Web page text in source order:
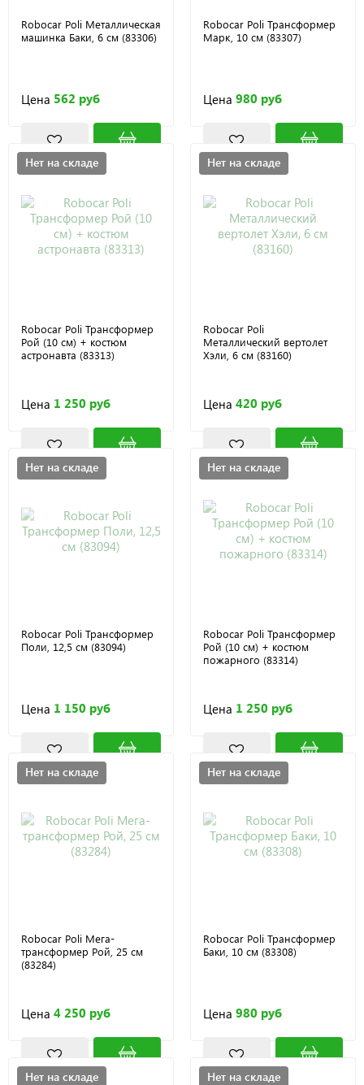
Robocar Poli Металлическая
машинка Баки, 6 см (83306)
Цена 562 руб
Robocar Poli Трансформер
Марк, 10 см (83307)
Цена 980 руб
Нет на складе
Robocar Poli Трансформер
Рой (10 см) + костюм
астронавта (83313)
Цена 1 250 руб
Нет на складе
Robocar Poli
Металлический вертолет
Хэли, 6 см (83160)
Цена 420 руб
Нет на складе
Robocar Poli Трансформер
Поли, 12,5 см (83094)
Цена 1 150 руб
Нет на складе
Robocar Poli Трансформер
Рой (10 см) + костюм
пожарного (83314)
Цена 1 250 руб
Нет на складе
Robocar Poli Мега-
трансформер Рой, 25 см
(83284)
Цена 4 250 руб
Нет на складе
Robocar Poli Трансформер
Баки, 10 см (83308)
Цена 980 руб
Нет на складе Нет на складе